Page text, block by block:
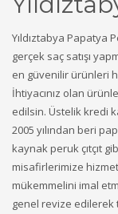
Yıldıztabya Papatya
gerçek saç satışı
en güvenilir ürünleri
İhtiyacınız olan
edilsin. Üstelik kredi
2005 yılından beri
kaynak peruk çıtçıt
misafirlerimize
mükemmelini imal
genel revize